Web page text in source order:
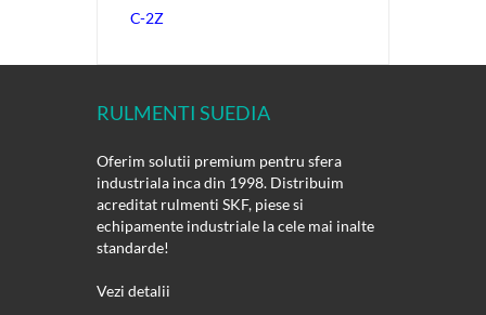
C-2Z
RULMENTI SUEDIA
Oferim solutii premium pentru sfera
industriala inca din 1998. Distribuim
acreditat rulmenti SKF, piese si
echipamente industriale la cele mai inalte
standarde!
Vezi detalii